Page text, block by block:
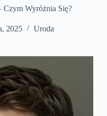
Wyróżnia Się?
2025 Uroda